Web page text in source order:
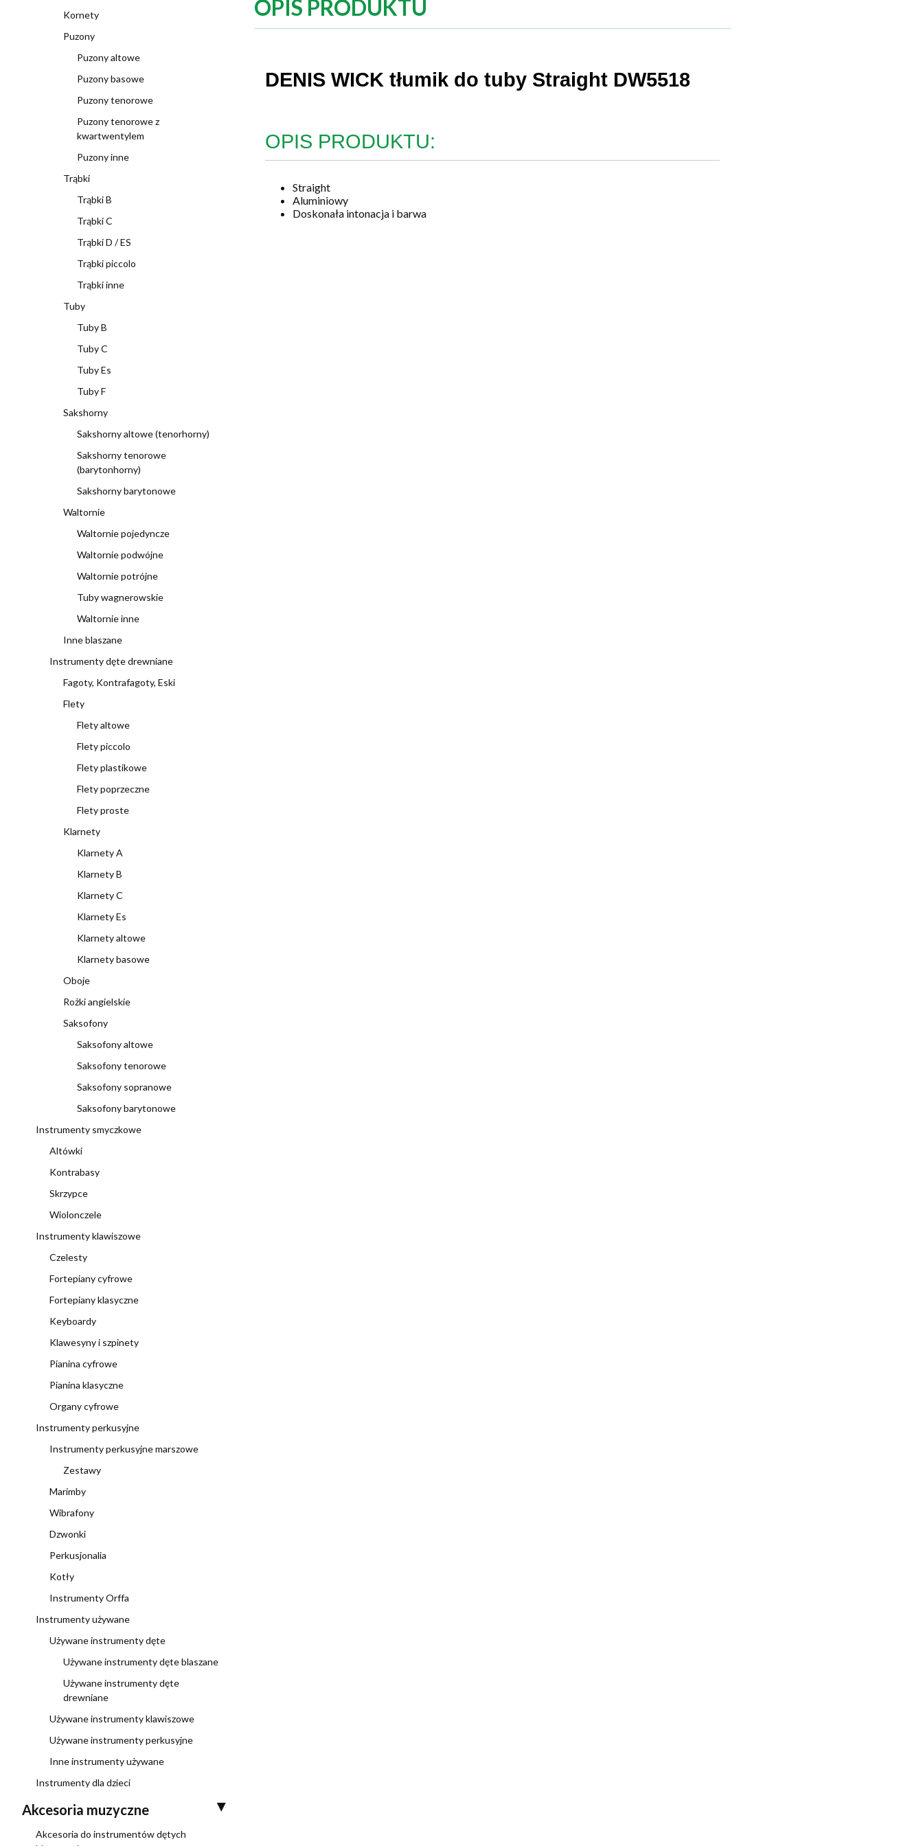
Kornety
Puzony
Puzony altowe
Puzony basowe
Puzony tenorowe
Puzony tenorowe z
kwartwentylem
Puzony inne
Trąbki
Trąbki B
Trąbki C
Trąbki D / ES
Trąbki piccolo
Trąbki inne
Tuby
Tuby B
Tuby C
Tuby Es
Tuby F
Sakshorny
Sakshorny altowe (tenorhorny)
Sakshorny tenorowe
(barytonhorny)
Sakshorny barytonowe
Waltornie
Waltornie pojedyncze
Waltornie podwójne
Waltornie potrójne
Tuby wagnerowskie
Waltornie inne
Inne blaszane
Instrumenty dęte drewniane
Fagoty, Kontrafagoty, Eski
Flety
Flety altowe
Flety piccolo
Flety plastikowe
Flety poprzeczne
Flety proste
Klarnety
Klarnety A
Klarnety B
Klarnety C
Klarnety Es
Klarnety altowe
Klarnety basowe
Oboje
Rożki angielskie
Saksofony
Saksofony altowe
Saksofony tenorowe
Saksofony sopranowe
Saksofony barytonowe
Instrumenty smyczkowe
Altówki
Kontrabasy
Skrzypce
Wiolonczele
Instrumenty klawiszowe
Czelesty
Fortepiany cyfrowe
Fortepiany klasyczne
Keyboardy
Klawesyny i szpinety
Pianina cyfrowe
Pianina klasyczne
Organy cyfrowe
Instrumenty perkusyjne
Instrumenty perkusyjne marszowe
Zestawy
Marimby
Wibrafony
Dzwonki
Perkusjonalia
Kotły
Instrumenty Orffa
Instrumenty używane
Używane instrumenty dęte
Używane instrumenty dęte blaszane
Używane instrumenty dęte
drewniane
Używane instrumenty klawiszowe
Używane instrumenty perkusyjne
Inne instrumenty używane
Instrumenty dla dzieci
Akcesoria muzyczne
Akcesoria do instrumentów dętych
OPIS PRODUKTU
DENIS WICK tłumik do tuby Straight DW5518
OPIS PRODUKTU:
Straight
Aluminiowy
Doskonała intonacja i barwa